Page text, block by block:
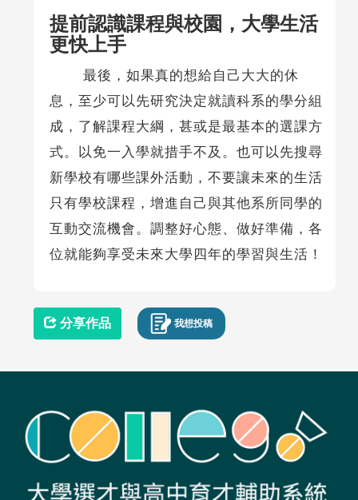
提前認識課程與校園，大學生活
更快上手
最後，如果真的想給自己大大的休
息，至少可以先研究決定就讀科系的學分組
成，了解課程大綱，甚或是最基本的選課方
式。以免一入學就措手不及。也可以先搜尋
新學校有哪些課外活動，不要讓未來的生活
只有學校課程，增進自己與其他系所同學的
互動交流機會。調整好心態、做好準備，各
位就能夠享受未來大學四年的學習與生活！
分享作品 我想投稿